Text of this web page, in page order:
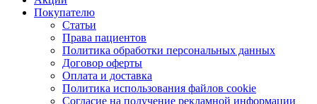
Покупателю
Статьи
Права пациентов
Политика обработки персональных данных
Договор оферты
Оплата и доставка
Политика использования файлов cookie
Согласие на получение рекламной информации